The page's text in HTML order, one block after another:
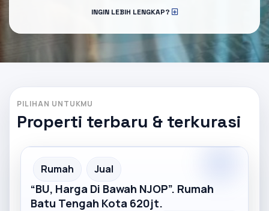
INGIN LEBIH LENGKAP?
PILIHAN UNTUKMU
Properti terbaru & terkurasi
Partner Ad
Rumah Jual
“BU, Harga Di Bawah NJOP”. Rumah
Batu Tengah Kota 620jt.